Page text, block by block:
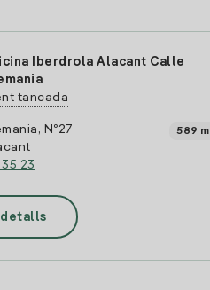
Iberdrola Alacant Calle
tancada
Nº27
35 23
589 m
detalls